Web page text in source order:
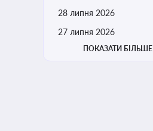
28 липня 2026
27 липня 2026
ПОКАЗАТИ БІЛЬШЕ